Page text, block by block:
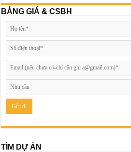
BẢNG GIÁ & CSBH
TÌM DỰ ÁN